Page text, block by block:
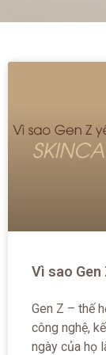
Vì sao
Gen Z – thế
công nghệ,
ngày của họ